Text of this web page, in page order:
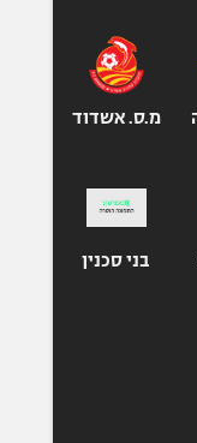
מ.ס. אשדוד
בני סכנין